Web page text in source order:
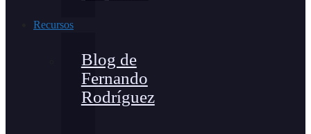
Recursos
Blog de
Fernando
Rodríguez